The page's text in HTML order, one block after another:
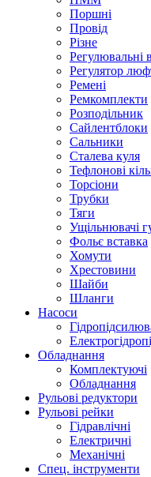
Поршні
Провід
Різне
Регулювальні
Регулятор
Ремені
Ремкомплекти
Розподільник
Сайлентблоки
Сальники
Сталева куля
Тефлонові
Торсіони
Трубки
Тяги
Ущільнювачі
Фольє вставка
Хомути
Хрестовини
Шайби
Шланги
Насоси
Обладнання
Комплектуючі
Обладнання
Рульові редуктори
Рульові рейки
Гідравлічні
Електричні
Механічні
Спец. інструменти